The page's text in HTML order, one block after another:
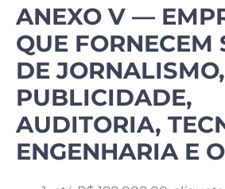
ANEXO V —
QUE FORNECEM
DE JORNALISMO,
PUBLICIDADE,
AUDITORIA,
ENGENHARIA E